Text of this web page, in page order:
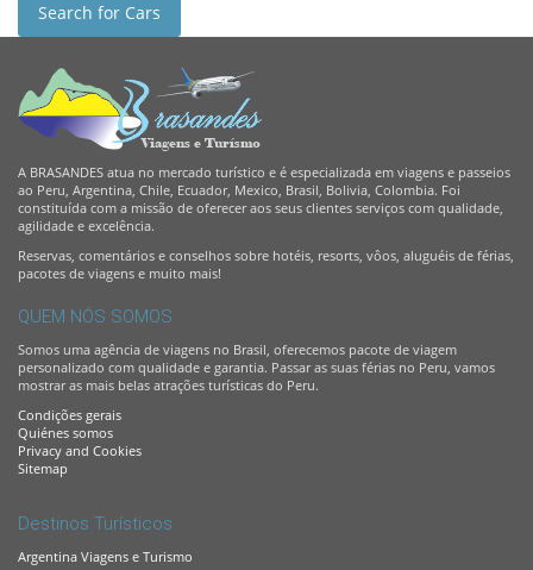
Search for Cars
A BRASANDES atua no mercado turístico e é especializada em viagens e passeios
ao Peru, Argentina, Chile, Ecuador, Mexico, Brasil, Bolivia, Colombia. Foi
constituída com a missão de oferecer aos seus clientes serviços com qualidade,
agilidade e excelência.
Reservas, comentários e conselhos sobre hotéis, resorts, vôos, aluguéis de férias,
pacotes de viagens e muito mais!
QUEM NÓS SOMOS
Somos uma agência de viagens no Brasil, oferecemos pacote de viagem
personalizado com qualidade e garantia. Passar as suas férias no Peru, vamos
mostrar as mais belas atrações turísticas do Peru.
Condições gerais
Quiénes somos
Privacy and Cookies
Sitemap
Destinos Turísticos
Argentina Viagens e Turismo